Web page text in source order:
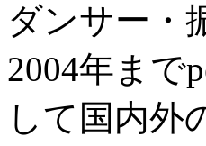
ダンサー・
2004年まで
して国内外